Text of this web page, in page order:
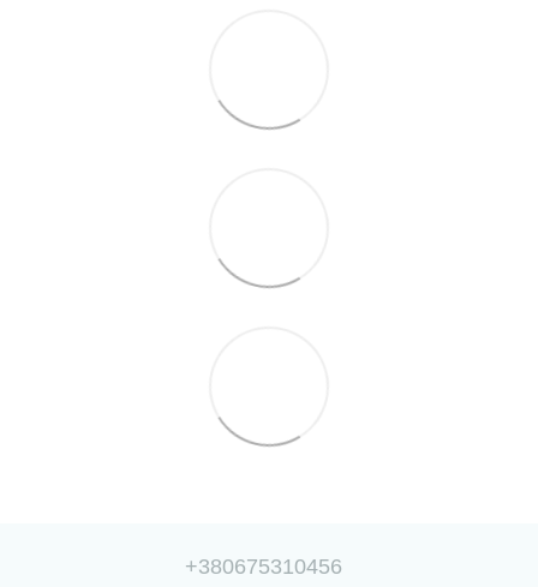
+380675310456